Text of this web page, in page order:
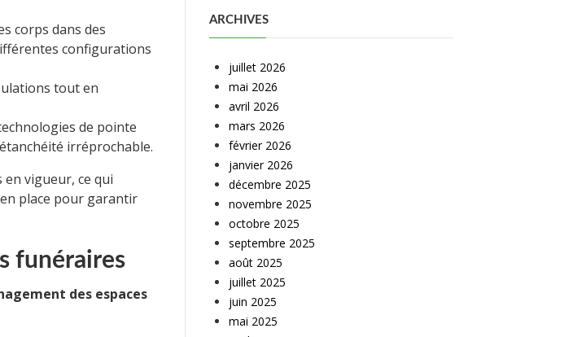
corps dans des
configurations
tout en
de pointe
irréprochable.
vigueur, ce qui
place pour garantir
funéraires
des espaces
ARCHIVES
juillet 2026
mai 2026
avril 2026
mars 2026
février 2026
janvier 2026
décembre 2025
novembre 2025
octobre 2025
septembre 2025
août 2025
juillet 2025
juin 2025
mai 2025